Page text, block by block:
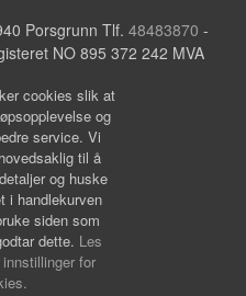
Porsgrunn Tlf. 48483870 -
NO 895 372 242 MVA
cookies slik at
og
service. Vi
til å
og huske
i handlekurven
siden som
dette. Les
for